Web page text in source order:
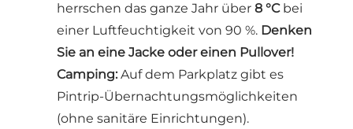
herrschen das ganze Jahr über 8 °Cbei
einer Luftfeuchtigkeit von 90 %. Denken
Sie an eine Jacke oder einen Pullover!
Camping: Auf dem Parkplatz gibt es
Pintrip-Übernachtungsmöglichkeiten
(ohne sanitäre Einrichtungen).